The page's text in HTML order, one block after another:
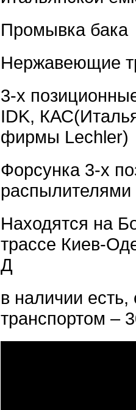
Промывка бака
Нержавеющие
3-х
IDK,
фирмы Lechler)
Форсунка 3-х
распылителями
Находятся на
трассе Киев-
Д
в наличии
транспортом –